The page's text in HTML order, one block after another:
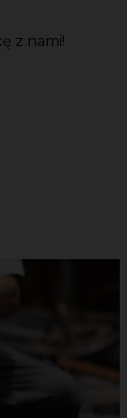
z nami!